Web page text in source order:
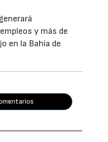
y más de
en la Bahía de